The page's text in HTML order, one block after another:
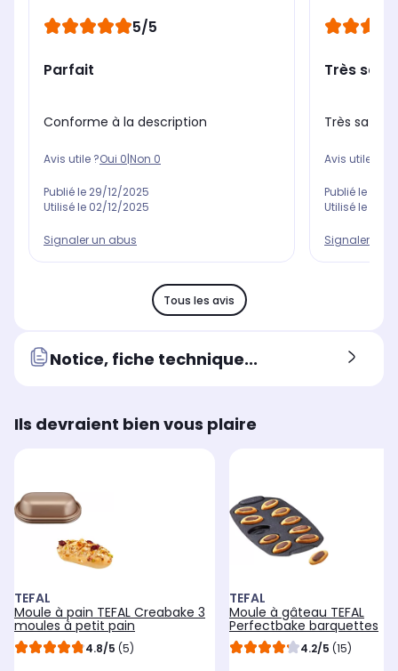
5/5
Parfait
Conforme à la description
Avis utile ?Oui 0 Non 0
Publié le 29/12/2025
Utilisé le 02/12/2025
Signaler un abus
Très
Très
Avis utile ?
Publié le
Utilisé le
Signaler un
Tous les avis
Notice, fiche technique...
Ils devraient bien vous plaire
TEFAL
Moule à pain TEFAL Creabake 3
moules à petit pain
4.8/5 (5)
TEFAL
Moule à gâteau TEFAL
Perfectbake barquettes
4.2/5 (15)